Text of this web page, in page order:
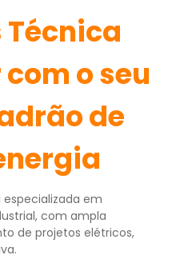
Técnica
o seu
de
em
com ampla
de projetos elétricos,